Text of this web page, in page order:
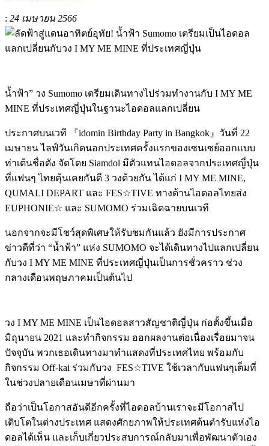
: 24 เมษายน 2566
น้ำฟ้า” วง Sumomo เตรียมเดินทางไปร่วมทำงานกับ I MY ME
MINE ที่ประเทศญี่ปุ่นในฐานะไอดอลแลกเปลี่ยน
ประกาศบนเวที 『idomin Birthday Party in Bangkok』 วันที่ 22
เมษายน ไลฟ์วันเกิดนอกประเทศครั้งแรกของเซนเซย์ออกแบบ
ท่าเต้นชื่อดัง จัดโดย Siamdol มีตัวแทนไอดอลจากประเทศญี่ปุ่น
ที่แฟนๆ ไทยคุ้นเคยกันดี 3 วงด้วยกัน ได้แก่ I MY ME MINE,
QUMALI DEPART และ FES☆TIVE ทางด้านไอดอลไทยส่ง
EUPHONIE☆ และ SUMOMO ร่วมเฉิดฉายบนเวที
นอกจากจะมีโชว์สุดพิเศษให้รับชมกันแล้ว ยังมีการประกาศ
ข่าวดีที่ว่า “น้ำฟ้า” แห่ง SUMOMO จะได้เดินทางไปแลกเปลี่ยน
กับวง I MY ME MINE ที่ประเทศญี่ปุ่นเป็นการชั่วคราว ช่วง
กลางเดือนพฤษภาคมเป็นต้นไป
วง I MY ME MINE เป็นไอดอลสาวสัญชาติญี่ปุ่น ก่อตั้งขึ้นเมื่อ
มิถุนายน 2021 และทำกิจกรรม ออกผลงานต่อเนื่องเรื่อยมาจน
ปัจจุบัน พวกเธอเดินทางมาทำแสดงที่ประเทศไทย พร้อมกับ
กิจกรรม Off-kai ร่วมกับวง FES☆TIVE ใช้เวลากับแฟนๆเต็มที่
ในช่วงปลายเดือนเมษาที่ผ่านมา
ถือว่าเป็นโอกาสอันดีอีกครั้งที่ไอดอลบ้านเราจะมีโอกาสไป
เติบโตในต่างประเทศ แสดงศักยภาพให้ประเทศต้นตำรับแห่งไอ
ดอลได้เห็น และเก็บเกี่ยวประสบการณ์กลับมาเพื่อพัฒนาตัวเอง